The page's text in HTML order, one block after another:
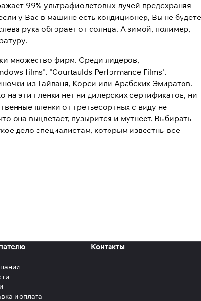
99% ультрафиолетовых лучей предохраняя
у Вас в машине есть кондиционер, Вы не будете
рука обгорает от солнца. А зимой, полимер,
множество фирм. Среди лидеров,
films", "Courtaulds Performance Films",
из Тайваня, Кореи или Арабских Эмиратов.
эти пленки нет ни дилерских сертификатов, ни
пленки от третьесортных с виду не
она выцветает, пузырится и мутнеет. Выбирать
дело специалистам, которым известны все
и оплата
Контакты